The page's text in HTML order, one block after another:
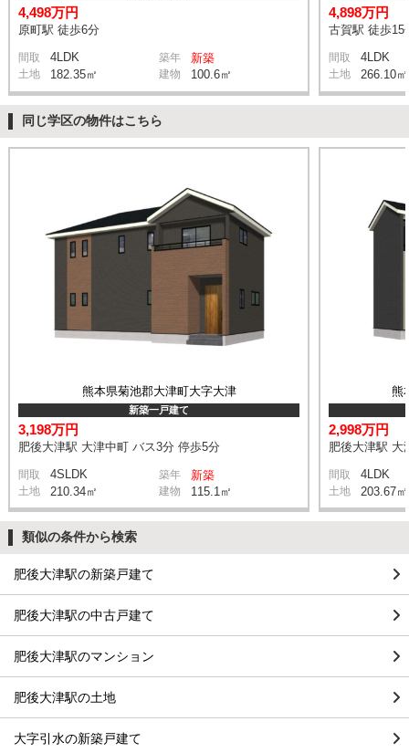
4,498万円
原町駅 徒歩6分
間取 4LDK 築年 新築
土地 182.35㎡ 建物 100.6㎡
4,898万円
古賀駅 徒歩15
間取 4LDK
土地 266.10㎡
同じ学区の物件はこちら
熊本県菊池郡大津町大字大津
新築一戸建て
3,198万円
肥後大津駅 大津中町 バス3分 停歩5分
間取 4SLDK 築年 新築
土地 210.34㎡ 建物 115.1㎡
熊
2,998万円
肥後大津駅 大
間取 4LDK
土地 203.67㎡
類似の条件から検索
肥後大津駅の新築戸建て
肥後大津駅の中古戸建て
肥後大津駅のマンション
肥後大津駅の土地
大字引水の新築戸建て